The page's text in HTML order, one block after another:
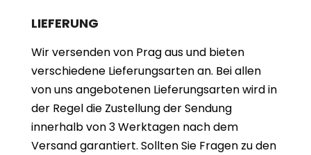
LIEFERUNG
Wir versenden von Prag aus und bieten
verschiedene Lieferungsarten an. Bei allen
von uns angebotenen Lieferungsarten wird in
der Regel die Zustellung der Sendung
innerhalb von 3 Werktagen nach dem
Versand garantiert. Sollten Sie Fragen zu den